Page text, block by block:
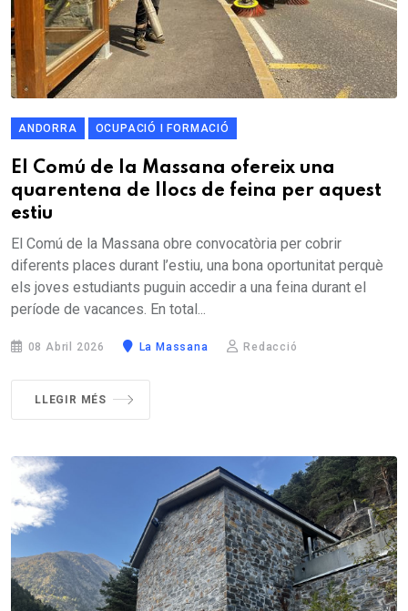
ANDORRA OCUPACIÓ I FORMACIÓ
El Comú de la Massana ofereix una
quarentena de llocs de feina per aquest
estiu
El Comú de la Massana obre convocatòria per cobrir
diferents places durant l’estiu, una bona oportunitat perquè
els joves estudiants puguin accedir a una feina durant el
període de vacances. En total...
08 Abril 2026 La Massana Redacció
LLEGIR MÉS